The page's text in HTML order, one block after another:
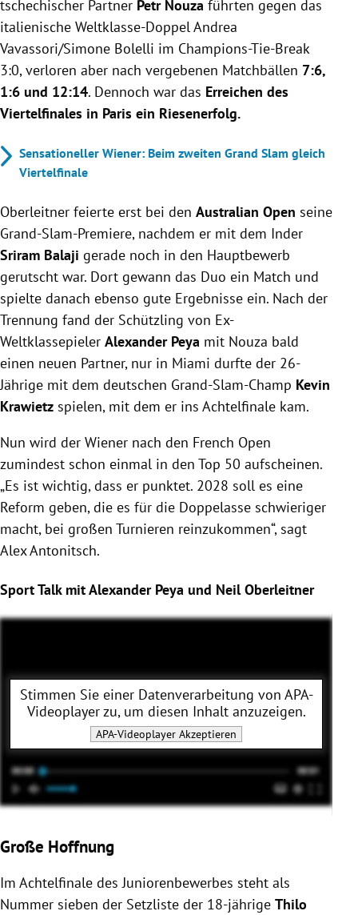
tschechischer Partner Petr Nouza führten gegen das
italienische Weltklasse-Doppel Andrea
Vavassori/Simone Bolelli im Champions-Tie-Break
3:0, verloren aber nach vergebenen Matchbällen 7:6,
1:6 und 12:14. Dennoch war das Erreichen des
Viertelfinales in Paris ein Riesenerfolg.
Sensationeller Wiener: Beim zweiten Grand Slam gleich
Viertelfinale
Oberleitner feierte erst bei den Australian Open seine
Grand-Slam-Premiere, nachdem er mit dem Inder
Sriram Balaji gerade noch in den Hauptbewerb
gerutscht war. Dort gewann das Duo ein Match und
spielte danach ebenso gute Ergebnisse ein. Nach der
Trennung fand der Schützling von Ex-
Weltklassepieler Alexander Peya mit Nouza bald
einen neuen Partner, nur in Miami durfte der 26-
Jährige mit dem deutschen Grand-Slam-Champ Kevin
Krawietz spielen, mit dem er ins Achtelfinale kam.
Nun wird der Wiener nach den French Open
zumindest schon einmal in den Top 50 aufscheinen.
„Es ist wichtig, dass er punktet. 2028 soll es eine
Reform geben, die es für die Doppelasse schwieriger
macht, bei großen Turnieren reinzukommen“, sagt
Alex Antonitsch.
Sport Talk mit Alexander Peya und Neil Oberleitner
Stimmen Sie einer Datenverarbeitung von APA-
Videoplayerzu, um diesen Inhalt anzuzeigen.
APA-Videoplayer Akzeptieren
Große Hoffnung
Im Achtelfinale des Juniorenbewerbes steht als
Nummer sieben der Setzliste der 18-jährige Thilo